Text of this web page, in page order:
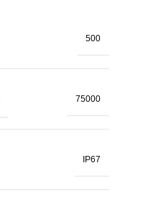
500
75000
IP67